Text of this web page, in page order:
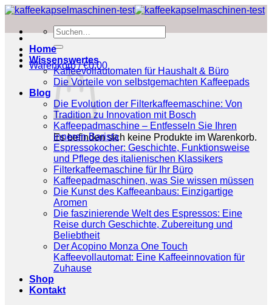
Zum
springen
Suchen
nach:
Warenkorb /€0.00
Es befinden sich keine Produkte im Warenkorb.
Home
Wissenswertes
Kaffeevollautomaten für Haushalt & Büro
Die Vorteile von selbstgemachten Kaffeepads
Blog
Die Evolution der Filterkaffeemaschine: Von
Tradition zu Innovation mit Bosch
Kaffeepadmaschine – Entfesseln Sie Ihren
inneren Barista
Espressokocher: Geschichte, Funktionsweise
und Pflege des italienischen Klassikers
Filterkaffeemaschine für Ihr Büro
Kaffeepadmaschinen, was Sie wissen müssen
Die Kunst des Kaffeeanbaus: Einzigartige
Aromen
Die faszinierende Welt des Espressos: Eine
Reise durch Geschichte, Zubereitung und
Beliebtheit
Der Acopino Monza One Touch
Kaffeevollautomat: Eine Kaffeeinnovation für
Zuhause
Shop
Kontakt